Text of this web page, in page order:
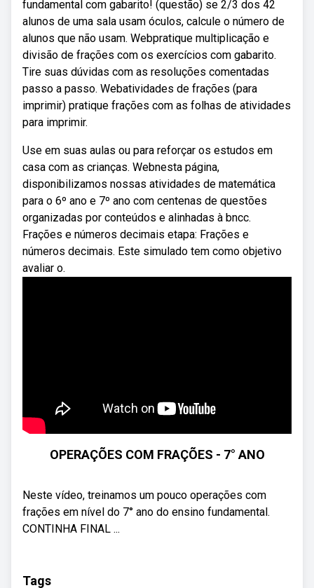
fundamental com gabarito! (questão) se 2/3 dos 42
alunos de uma sala usam óculos, calcule o número de
alunos que não usam. Webpratique multiplicação e
divisão de frações com os exercícios com gabarito.
Tire suas dúvidas com as resoluções comentadas
passo a passo. Webatividades de frações (para
imprimir) pratique frações com as folhas de atividades
para imprimir.
Use em suas aulas ou para reforçar os estudos em
casa com as crianças. Webnesta página,
disponibilizamos nossas atividades de matemática
para o 6º ano e 7º ano com centenas de questões
organizadas por conteúdos e alinhadas à bncc.
Frações e números decimais etapa: Frações e
números decimais. Este simulado tem como objetivo
avaliar o.
OPERAÇÕES COM FRAÇÕES - 7° ANO
Neste vídeo, treinamos um pouco operações com
frações em nível do 7° ano do ensino fundamental.
CONTINHA FINAL ...
Tags